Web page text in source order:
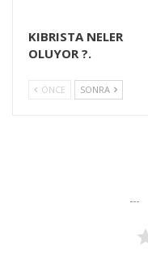
KIBRISTA NELER
OLUYOR ?.
ÖNCE SONRA